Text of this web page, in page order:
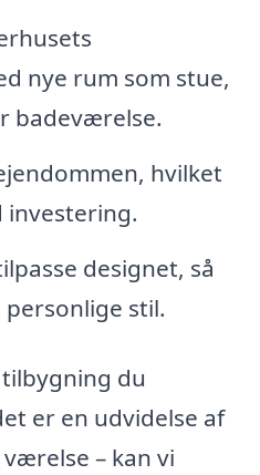
nye rum som stue,
badeværelse.
hvilket
designet, så
stil.
du
er en udvidelse af
– kan vi